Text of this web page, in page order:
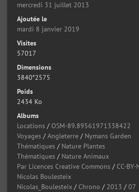
mercredi 31 juillet 2013
Ajoutée le
mardi 8 janvier 2019
Visites
57017
Dimensions
3840*2575
Poids
2434 Ko
Albums
Locations / OSM-89.89561971338422
Voyages /Angleterre / Nymans Garden
Thématiques / Nature Plantes
Thématiques / Nature Animaux
Par Licences Creative Commons / CC-BY-
Nicolas Boulesteix
Nicolas_Boulesteix / Chrono / 2013 /07